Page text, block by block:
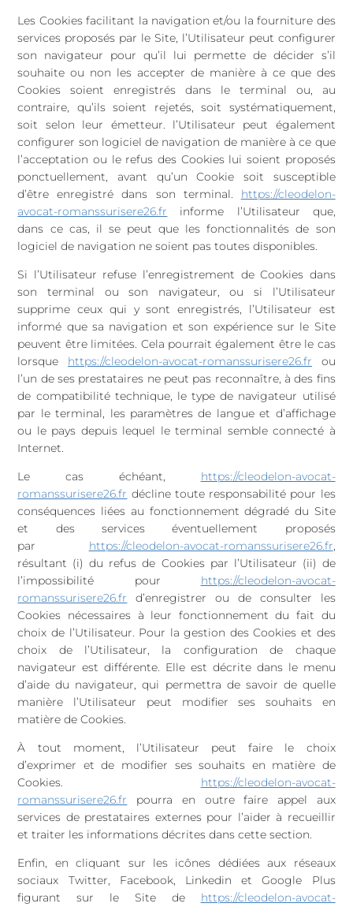
Les Cookies facilitant la navigation et/ou la fourniture des
services proposés par le Site, l’Utilisateur peut configurer
son navigateur pour qu’il lui permette de décider s’il
souhaite ou non les accepter de manière à ce que des
Cookies soient enregistrés dans le terminal ou, au
contraire, qu’ils soient rejetés, soit systématiquement,
soit selon leur émetteur. l’Utilisateur peut également
configurer son logiciel de navigation de manière à ce que
l’acceptation ou le refus des Cookies lui soient proposés
ponctuellement, avant qu’un Cookie soit susceptible
d’être enregistré dans son terminal.
https://cleodelon-
avocat-romanssurisere26.fr
informe l’Utilisateur que,
dans ce cas, il se peut que les fonctionnalités de son
logiciel de navigation ne soient pas toutes disponibles.
Si l’Utilisateur refuse l’enregistrement de Cookies dans
son terminal ou son navigateur, ou si l’Utilisateur
supprime ceux qui y sont enregistrés, l’Utilisateur est
informé que sa navigation et son expérience sur le Site
peuvent être limitées. Cela pourrait également être le cas
lorsque
https://cleodelon-avocat-romanssurisere26.fr
ou
l’un de ses prestataires ne peut pas reconnaître, à des fins
de compatibilité technique, le type de navigateur utilisé
par le terminal, les paramètres de langue et d’affichage
ou le pays depuis lequel le terminal semble connecté à
Internet.
Le cas échéant,
https://cleodelon-avocat-
romanssurisere26.fr décline toute responsabilité pour les
conséquences liées au fonctionnement dégradé du Site
et des services éventuellement proposés
par
https://cleodelon-avocat-romanssurisere26.fr,
résultant (i) du refus de Cookies par l’Utilisateur (ii) de
l’impossibilité pour
https://cleodelon-avocat-
romanssurisere26.fr
d’enregistrer ou de consulter les
Cookies nécessaires à leur fonctionnement du fait du
choix de l’Utilisateur. Pour la gestion des Cookies et des
choix de l’Utilisateur, la configuration de chaque
navigateur est différente. Elle est décrite dans le menu
d’aide du navigateur, qui permettra de savoir de quelle
manière l’Utilisateur peut modifier ses souhaits en
matière de Cookies.
À tout moment, l’Utilisateur peut faire le choix
d’exprimer et de modifier ses souhaits en matière de
Cookies.
https://cleodelon-avocat-
romanssurisere26.fr
pourra en outre faire appel aux
services de prestataires externes pour l’aider à recueillir
et traiter les informations décrites dans cette section.
Enfin, en cliquant sur les icônes dédiées aux réseaux
sociaux Twitter, Facebook, Linkedin et Google Plus
figurant sur le Site de
https://cleodelon-avocat-